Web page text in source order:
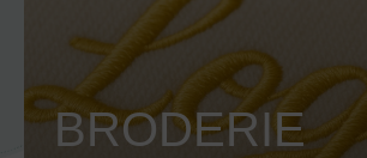
BRODERIE